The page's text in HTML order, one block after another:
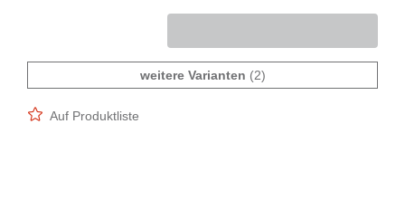
weitere Varianten (2)
Auf Produktliste